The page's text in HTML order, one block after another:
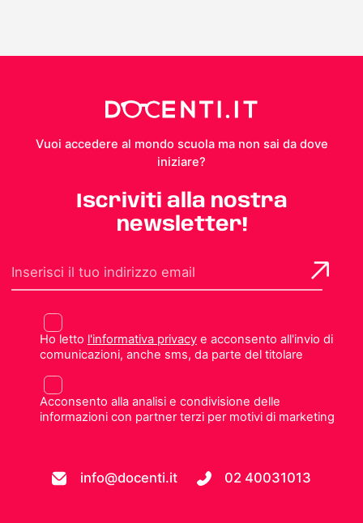
Vuoi accedere al mondo scuola ma non sai da dove
iniziare?
Iscriviti alla nostra
newsletter!
Ho letto l'informativa privacye acconsento all'invio di
comunicazioni, anche sms, da parte del titolare
Acconsento alla analisi e condivisione delle
informazioni con partner terzi per motivi di marketing
info@docenti.it 02 40031013